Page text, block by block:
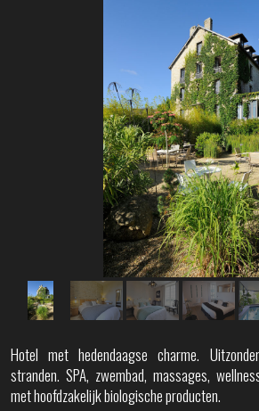
Hotel met hedendaagse charme.
stranden. SPA, zwembad, massages,
met hoofdzakelijk biologische producten.